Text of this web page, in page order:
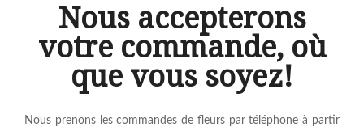
Nous accepterons
votre commande, où
que vous soyez!
Nous prenons les commandes de fleurs par téléphone à partir